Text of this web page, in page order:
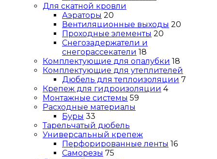
Для скатной кровли
Аэраторы 20
Вентиляционные выходы 20
Проходные элементы 20
Снегозадержатели и
снегорассекатели 18
Комплектующие для опалубки 18
Комплектующие для утеплителей
Дюбель для теплоизоляции 7
Крепеж для гидроизоляции 4
Монтажные системы 59
Расходные материалы
Буры 33
Тарельчатый дюбель
Универсальный крепеж
Перфорированные ленты 16
Саморезы 75